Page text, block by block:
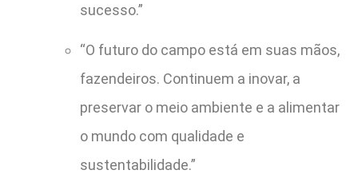
sucesso.”
“O futuro do campo está em suas mãos,
fazendeiros. Continuem a inovar, a
preservar o meio ambiente e a alimentar
o mundo com qualidade e
sustentabilidade.”